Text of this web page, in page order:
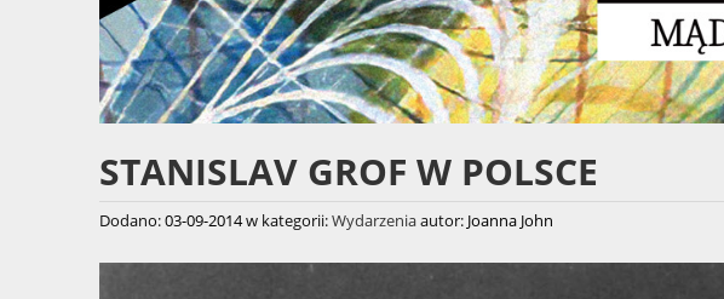
STANISLAV GROF W POLSCE
Dodano:03-09-2014w kategorii:Wydarzeniaautor: Joanna John